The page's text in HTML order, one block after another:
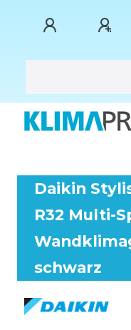
Daikin
R32 Multi-
schwarz